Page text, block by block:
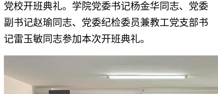
党校开班典礼。学院党委书记杨金华同志、党委
副书记赵瑜同志、党委纪检委员兼教工党支部书
记雷玉敏同志参加本次开班典礼。